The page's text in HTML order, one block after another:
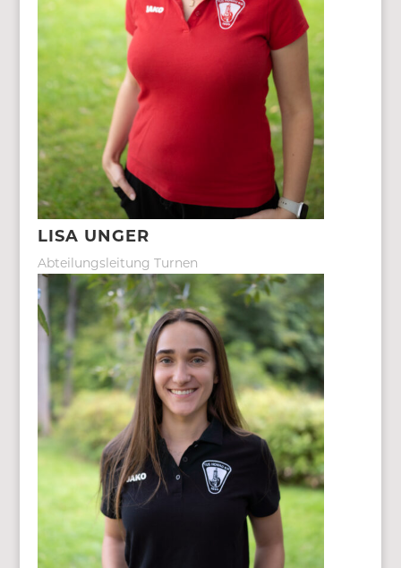
LISA UNGER
Abteilungsleitung Turnen